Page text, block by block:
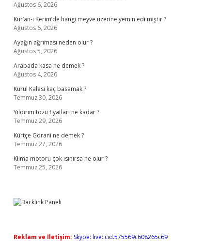
Ağustos 6, 2026
Kur’an-ı Kerim’de hangi meyve üzerine yemin edilmiştir ?
Ağustos 6, 2026
Ayağın ağrıması neden olur ?
Ağustos 5, 2026
Arabada kasa ne demek ?
Ağustos 4, 2026
Kurul Kalesi kaç basamak ?
Temmuz 30, 2026
Yıldırım tozu fiyatları ne kadar ?
Temmuz 29, 2026
Kürtçe Gorani ne demek ?
Temmuz 27, 2026
Klima motoru çok ısınırsa ne olur ?
Temmuz 25, 2026
Reklam ve İletişim: Skype: live:.cid.575569c608265c69